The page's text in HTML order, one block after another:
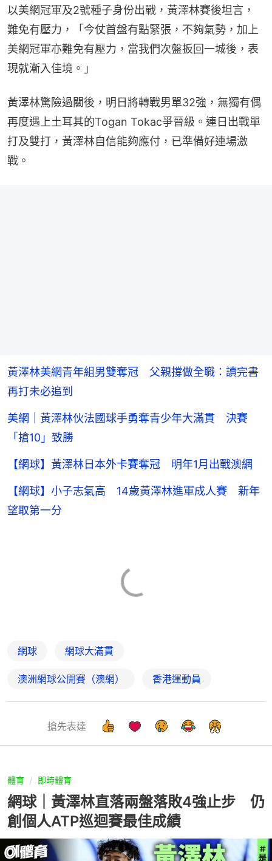
以美網冠軍及2號種子身份出戰，黃澤林賽後坦言，
難免有壓力，「今仗首盤有點緊張，不夠氣勢，加上
美網冠軍亦難免有壓力，當我們次盤扳回一城後，表
現就漸入佳境。」
黃澤林驚險過關後，明日將轉戰男單32強，無獨有偶
再度遇上土耳其的Togan Tokac爭晉級。連日出戰單
打及雙打，黃澤林自信能夠應付，已準備好連場激
戰。
黃澤林美網青年組男雙奪冠 父親撐做全職：讀完書
再打未必追到
美網｜黃澤林伙法國球手勇奪青少年大滿貫 決賽
「搶10」致勝
【網球】黃澤林日本外卡賽奪冠 明年1月出戰澳網
【網球】小子志氣高 14歲黃澤林進軍成人賽 新年
望取第一分
網球 網球大滿貫
澳洲網球公開賽（澳網） 香港運動員
搶先表達
體育 即時體育
網球｜黃澤林直落兩盤落敗4強止步 仍
創個人ATP巡迴賽最佳成績